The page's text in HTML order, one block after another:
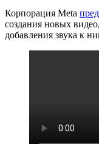
Корпорация Meta
создания новых
добавления звука к